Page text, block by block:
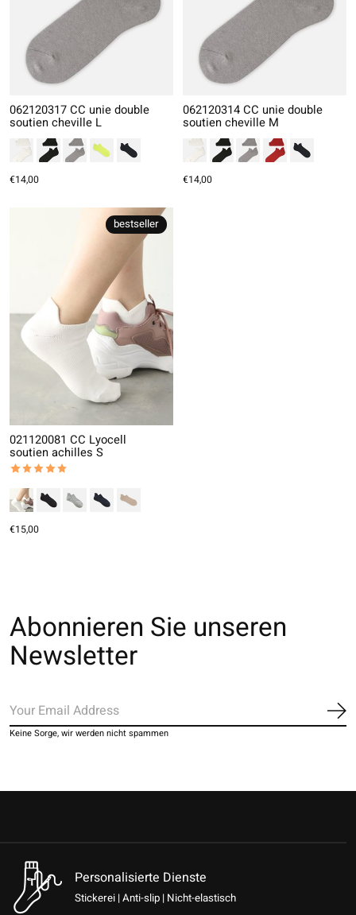
062120317 CC unie double
soutien cheville L
€14,00
062120314 CC unie double
soutien cheville M
€14,00
bestseller
021120081 CC Lyocell
soutien achilles S
The rating of this product is
€15,00
Abonnieren Sie unseren
Newsletter
Keine Sorge, wir werden nicht spammen
Personalisierte Dienste
Stickerei | Anti-slip | Nicht-elastisch